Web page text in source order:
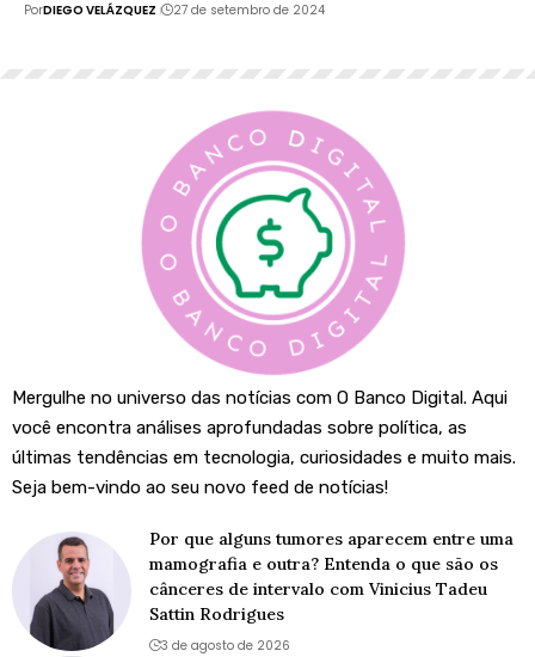
PorDIEGO VELÁZQUEZ 27 de setembro de 2024
Mergulhe no universo das notícias com O Banco Digital. Aqui
você encontra análises aprofundadas sobre política, as
últimas tendências em tecnologia, curiosidades e muito mais.
Seja bem-vindo ao seu novo feed de notícias!
Por que alguns tumores aparecem entre uma
mamografia e outra? Entenda o que são os
cânceres de intervalo com Vinicius Tadeu
Sattin Rodrigues
3 de agosto de 2026